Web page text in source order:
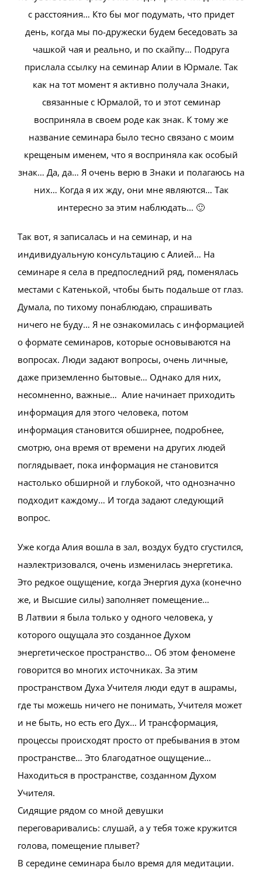
с расстояния… Кто бы мог подумать, что придет
день, когда мы по-дружески будем беседовать за
чашкой чая и реально, и по скайпу… Подруга
прислала ссылку на семинар Алии в Юрмале. Так
как на тот момент я активно получала Знаки,
связанные с Юрмалой, то и этот семинар
восприняла в своем роде как знак. К тому же
название семинара было тесно связано с моим
крещеным именем, что я восприняла как особый
знак… Да, да… Я очень верю в Знаки и полагаюсь на
них… Когда я их жду, они мне являются… Так
интересно за этим наблюдать… 🙂
Так вот, я записалась и на семинар, и на
индивидуальную консультацию с Алией… На
семинаре я села в предпоследний ряд, поменялась
местами с Катенькой, чтобы быть подальше от глаз.
Думала, по тихому понаблюдаю, спрашивать
ничего не буду… Я не ознакомилась с информацией
о формате семинаров, которые основываются на
вопросах. Люди задают вопросы, очень личные,
даже приземленно бытовые… Однако для них,
несомненно, важные… Алие начинает приходить
информация для этого человека, потом
информация становится обширнее, подробнее,
смотрю, она время от времени на других людей
поглядывает, пока информация не становится
настолько обширной и глубокой, что однозначно
подходит каждому… И тогда задают следующий
вопрос.
Уже когда Алия вошла в зал, воздух будто сгустился,
наэлектризовался, очень изменилась энергетика.
Это редкое ощущение, когда Энергия духа (конечно
же, и Высшие силы) заполняет помещение…
В Латвии я была только у одного человека, у
которого ощущала это созданное Духом
энергетическое пространство… Об этом феномене
говорится во многих источниках. За этим
пространством Духа Учителя люди едут в ашрамы,
где ты можешь ничего не понимать, Учителя может
и не быть, но есть его Дух… И трансформация,
процессы происходят просто от пребывания в этом
пространстве… Это благодатное ощущение…
Находиться в пространстве, созданном Духом
Учителя.
Сидящие рядом со мной девушки
переговаривались: слушай, а у тебя тоже кружится
голова, помещение плывет?
В середине семинара было время для медитации.